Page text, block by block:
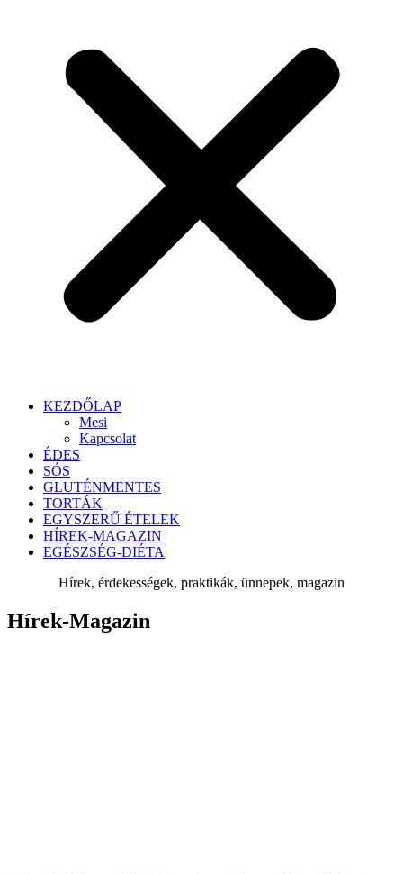
KEZDŐLAP
Mesi
Kapcsolat
ÉDES
SÓS
GLUTÉNMENTES
TORTÁK
EGYSZERŰ ÉTELEK
HÍREK-MAGAZIN
EGÉSZSÉG-DIÉTA
Hírek, érdekességek, praktikák, ünnepek, magazin
Hírek-Magazin